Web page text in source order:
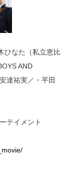
ひなた（私立恵比
AND
達祐実／・平田
テイメント